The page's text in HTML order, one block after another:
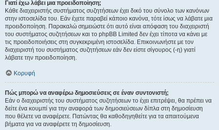
Γιατί έχω λάβει μια προειδοποίηση;
Κάθε διαχειριστής συστήματος συζητήσεων έχει δικό του σύνολο των κανόνων
στην ιστοσελίδα του. Εάν έχετε παραβεί κάποιο κανόνα, τότε ίσως να λάβατε μια
προειδοποίηση. Παρακαλώ σημειώστε ότι αυτό είναι απόφαση του διαχειριστή
του συστήματος συζητήσεων και το phpBB Limited δεν έχει τίποτα να κάνει με
τις προειδοποιήσεις στη συγκεκριμένη ιστοσελίδα. Επικοινωνήστε με τον
διαχειριστή του συστήματος συζητήσεων εάν δεν είστε σίγουρος (-η) γιατί
λάβατε την προειδοποίηση.
Κορυφή
Πώς μπορώ να αναφέρω δημοσιεύσεις σε έναν συντονιστή;
Εάν ο διαχειριστής του συστήματος συζητήσεων το έχει επιτρέψει, θα πρέπει να
δείτε ένα κουμπί για την αναφορά των δημοσιεύσεων δίπλα στη δημοσίευση
που θέλετε να αναφέρετε. Πατώντας θα καθοδηγηθείτε για τα απαιτούμενα
βήματα για να αναφέρετε τη δημοσίευση.